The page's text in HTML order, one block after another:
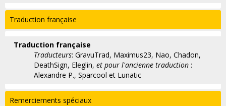
Traduction française
Traduction française
Traducteurs: GravuTrad, Maximus23, Nao, Chadon,
DeathSign, Eleglin, et pour l'ancienne traduction:
Alexandre P., Sparcool et Lunatic
Remerciements spéciaux